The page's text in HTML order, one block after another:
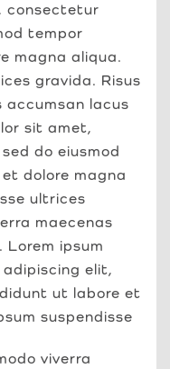
consectetur
tempor
magna aliqua.
gravida. Risus
accumsan lacus
sit amet,
do eiusmod
dolore magna
ultrices
maecenas
Lorem ipsum
elit,
ut labore et
suspendisse
viverra